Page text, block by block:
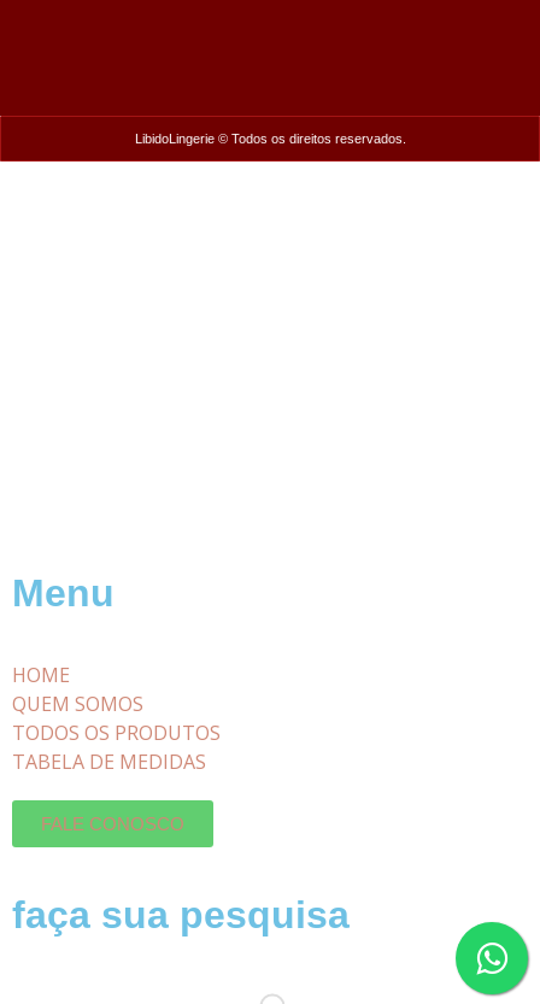
LibidoLingerie © Todos os direitos reservados.
Menu
HOME
QUEM SOMOS
TODOS OS PRODUTOS
TABELA DE MEDIDAS
FALE CONOSCO
faça sua pesquisa